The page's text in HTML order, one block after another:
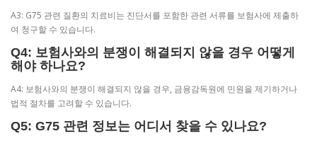
A3: G75 관련 질환의 치료비는 진단서를 포함한 관련 서류를 보험사에 제출하
여 청구할 수 있습니다.
Q4: 보험사와의 분쟁이 해결되지 않을 경우 어떻게
해야 하나요?
A4: 보험사와의 분쟁이 해결되지 않을 경우, 금융감독원에 민원을 제기하거나
법적 절차를 고려할 수 있습니다.
Q5: G75 관련 정보는 어디서 찾을 수 있나요?